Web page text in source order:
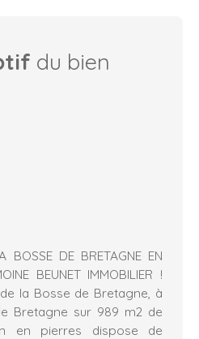
du bien
BOSSE DE BRETAGNE EN
BEUNET IMMOBILIER !
la Bosse de Bretagne, à
Bretagne sur 989 m2 de
en pierres dispose de